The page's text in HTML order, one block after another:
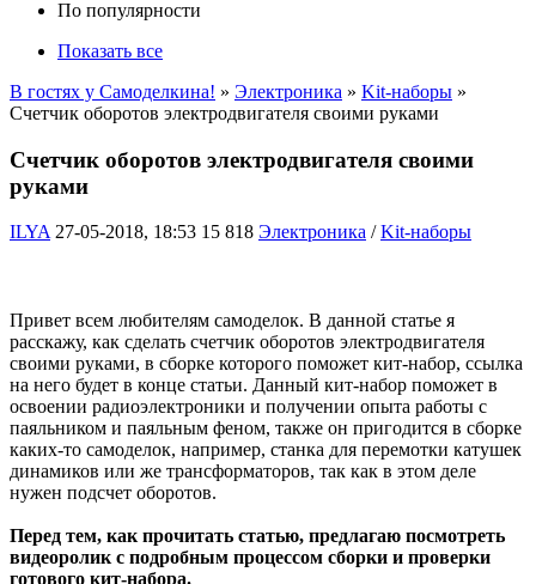
По популярности
Показать все
В гостях у Самоделкина! » Электроника » Kit-наборы »
Счетчик оборотов электродвигателя своими руками
Счетчик оборотов электродвигателя своими
руками
ILYA 27-05-2018, 18:53 15 818 Электроника /Kit-наборы
Привет всем любителям самоделок. В данной статье я
расскажу, как сделать счетчик оборотов электродвигателя
своими руками, в сборке которого поможет кит-набор, ссылка
на него будет в конце статьи. Данный кит-набор поможет в
освоении радиоэлектроники и получении опыта работы с
паяльником и паяльным феном, также он пригодится в сборке
каких-то самоделок, например, станка для перемотки катушек
динамиков или же трансформаторов, так как в этом деле
нужен подсчет оборотов.
Перед тем, как прочитать статью, предлагаю посмотреть
видеоролик с подробным процессом сборки и проверки
готового кит-набора.